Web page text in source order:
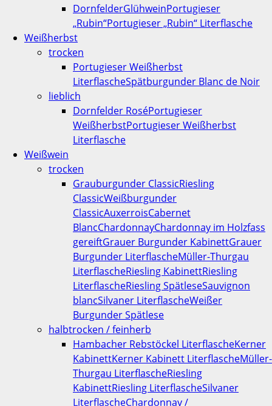
DornfelderGlühweinPortugieser
„Rubin“Portugieser „Rubin“ Literflasche
Weißherbst
trocken
Portugieser Weißherbst
LiterflascheSpätburgunder Blanc de Noir
lieblich
Dornfelder RoséPortugieser
WeißherbstPortugieser Weißherbst
Literflasche
Weißwein
trocken
Grauburgunder ClassicRiesling
ClassicWeißburgunder
ClassicAuxerroisCabernet
BlancChardonnayChardonnay im Holzfass
gereiftGrauer Burgunder KabinettGrauer
Burgunder LiterflascheMüller-Thurgau
LiterflascheRiesling KabinettRiesling
LiterflascheRiesling SpätleseSauvignon
blancSilvaner LiterflascheWeißer
Burgunder Spätlese
halbtrocken / feinherb
Hambacher Rebstöckel LiterflascheKerner
KabinettKerner Kabinett LiterflascheMüller-
Thurgau LiterflascheRiesling
KabinettRiesling LiterflascheSilvaner
LiterflascheChardonnay /